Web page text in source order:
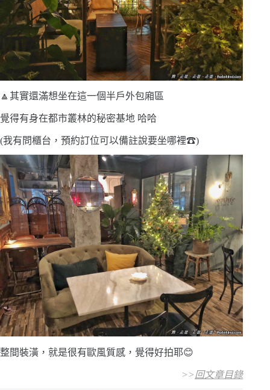
🔼其實還滿想坐在這一個半戶外包廂區
覺得有身在都市叢林的秘密基地 哈哈
(我有問櫃台，預約訂位可以備註說要坐哪裡☎)
整間裝潢，就是很有歐風質感，覺得好拍耶😊
>>回文章目錄